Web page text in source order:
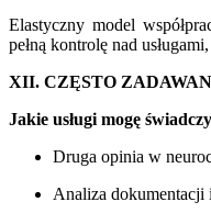
Elastyczny model
pełną kontrolę nad
XII. CZĘSTO
Jakie usługi mogę
Druga opinia w
Analiza